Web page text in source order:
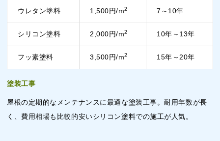
ウレタン塗料 1,500円/m2 7～10年
シリコン塗料 2,000円/m2 10年～13年
フッ素塗料 3,500円/m2 15年～20年
塗装工事
屋根の定期的なメンテナンスに最適な塗装工事。耐用年数が長
く、費用相場も比較的安いシリコン塗料での施工が人気。